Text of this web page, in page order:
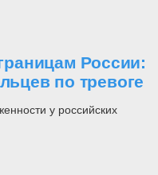
России:
по тревоге
у российских